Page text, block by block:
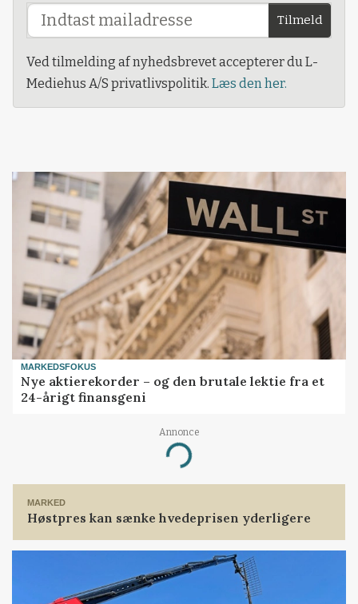
Tilmeld
Ved tilmelding af nyhedsbrevet accepterer du L-
Mediehus A/S privatlivspolitik. Læs den her.
MARKEDSFOKUS
Nye aktierekorder – og den brutale lektie fra et
24-årigt finansgeni
Annonce
Loading...
MARKED
Høstpres kan sænke hvedeprisen yderligere